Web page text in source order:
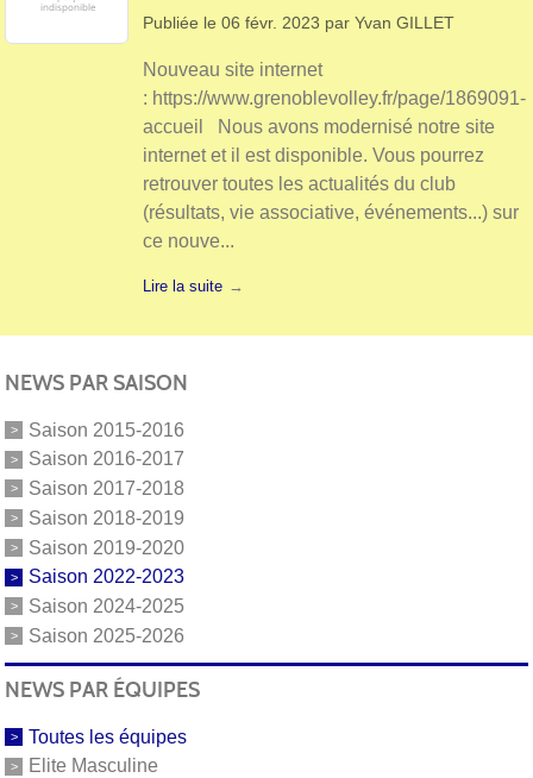
Publiée le 06 févr. 2023 par Yvan GILLET
Nouveau site internet
: https://www.grenoblevolley.fr/page/1869091-
accueil Nous avons modernisé notre site
internet et il est disponible. Vous pourrez
retrouver toutes les actualités du club
(résultats, vie associative, événements...) sur
ce nouve...
Lire la suite
NEWS PAR SAISON
Saison 2015-2016
Saison 2016-2017
Saison 2017-2018
Saison 2018-2019
Saison 2019-2020
Saison 2022-2023
Saison 2024-2025
Saison 2025-2026
NEWS PAR ÉQUIPES
Toutes les équipes
Elite Masculine